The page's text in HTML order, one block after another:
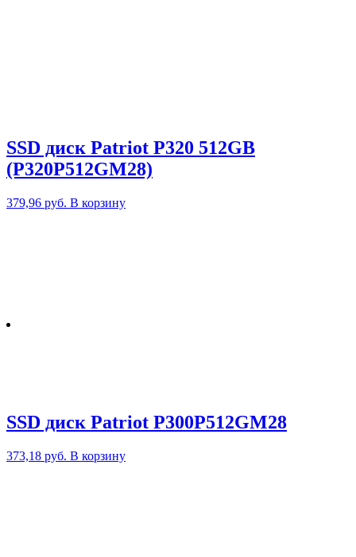
SSD диск Patriot P320 512GB
(P320P512GM28)
379,96 руб. В корзину
SSD диск Patriot P300P512GM28
373,18 руб. В корзину